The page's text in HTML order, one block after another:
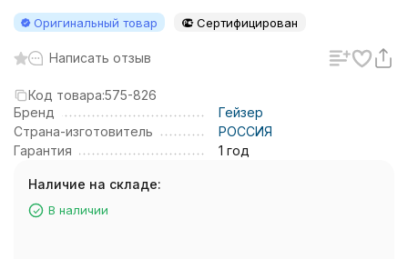
Оригинальный товар Сертифицирован
Написать отзыв
Код товара:575-826
Бренд
Гейзер
Страна-изготовитель
РОССИЯ
Гарантия
1 год
Наличие на складе:
В наличии